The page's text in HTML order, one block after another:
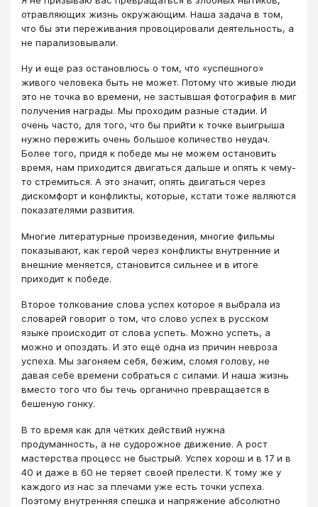
отравляющих жизнь окружающим. Наша задача в том,
что бы эти переживания провоцировали деятельность, а
не парализовывали.
Ну и еще раз остановлюсь о том, что «успешного»
живого человека быть не может. Потому что живые люди
это не точка во времени, не застывшая фотография в миг
получения награды. Мы проходим разные стадии. И
очень часто, для того, что бы прийти к точке выигрыша
нужно пережить очень большое количество неудач.
Более того, придя к победе мы не можем остановить
время, нам приходится двигаться дальше и опять к чему-
то стремиться. А это значит, опять двигаться через
дискомфорт и конфликты, которые, кстати тоже являются
показателями развития.
Многие литературные произведения, многие фильмы
показывают, как герой через конфликты внутренние и
внешние меняется, становится сильнее и в итоге
приходит к победе.
Второе толкование слова успех которое я выбрала из
словарей говорит о том, что слово успех в русском
языке происходит от слова успеть. Можно успеть, а
можно и опоздать. И это ещё одна из причин невроза
успеха. Мы загоняем себя, бежим, сломя голову, не
давая себе времени собраться с силами. И наша жизнь
вместо того что бы течь органично превращается в
бешеную гонку.
В то время как для чётких действий нужна
продуманность, а не судорожное движение. А рост
мастерства процесс не быстрый. Успех хорош и в 17 и в
40 и даже в 60 не теряет своей прелести. К тому же у
каждого из нас за плечами уже есть точки успеха.
Поэтому внутренняя спешка и напряжение абсолютно